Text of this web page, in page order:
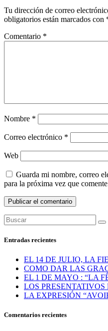
Tu dirección de correo
obligatorios están marcados con
Comentario *
Nombre *
Correo electrónico *
Web
Guarda mi nombre, correo
para la próxima vez que
Entradas recientes
EL 14 DE JULIO, LA
COMO DAR LAS
EL 1 DE MAYO : “LA
LOS PRESENTATIVOS
LA EXPRESIÓN
Comentarios recientes